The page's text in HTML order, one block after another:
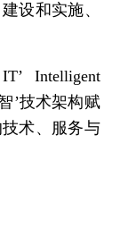
设和实施、
’技术架构赋
术、服务与